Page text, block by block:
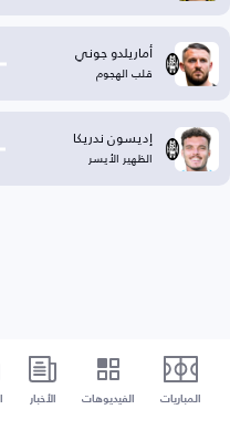
أماريلدو جوني
قلب الهجوم
إديسون ندريكا
الظهير الأيسر
المباريات الفيديوهات الأخبار